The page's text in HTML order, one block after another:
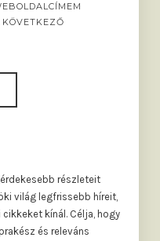
részleteit
világ legfrissebb híreit,
kínál. Célja, hogy
és releváns